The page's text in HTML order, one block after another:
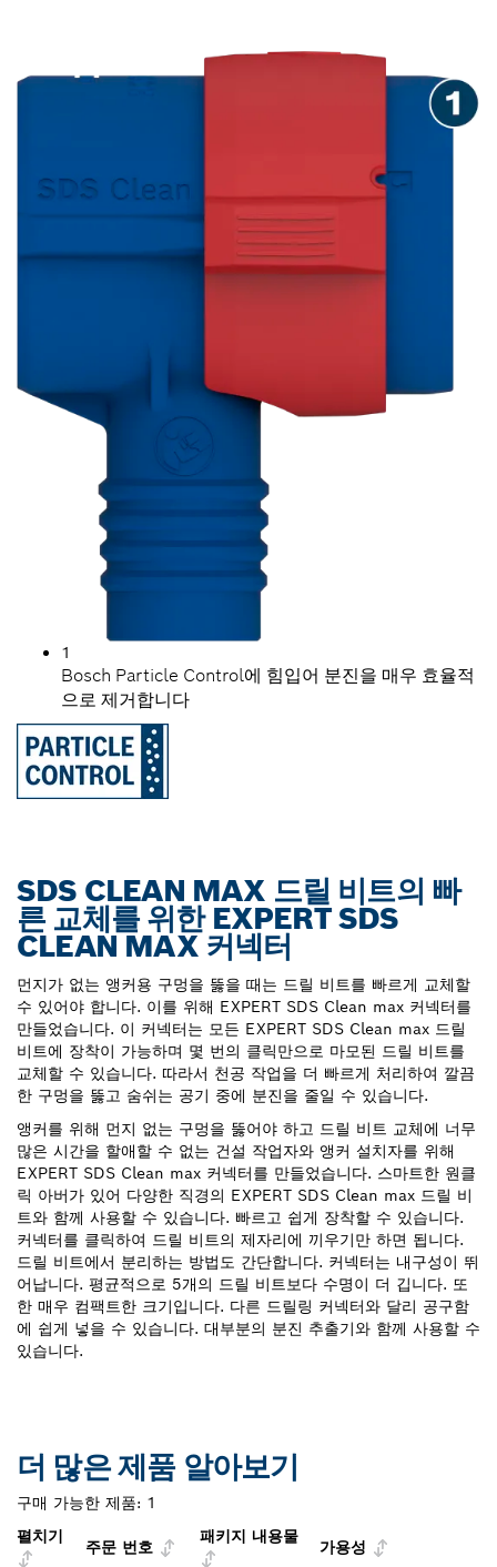
1
Bosch Particle Control에 힘입어 분진을 매우 효율적
으로 제거합니다
SDS CLEAN MAX 드릴 비트의 빠
른 교체를 위한 EXPERT SDS
CLEAN MAX 커넥터
먼지가 없는 앵커용 구멍을 뚫을 때는 드릴 비트를 빠르게 교체할
수 있어야 합니다. 이를 위해 EXPERT SDS Clean max 커넥터를
만들었습니다. 이 커넥터는 모든 EXPERT SDS Clean max 드릴
비트에 장착이 가능하며 몇 번의 클릭만으로 마모된 드릴 비트를
교체할 수 있습니다. 따라서 천공 작업을 더 빠르게 처리하여 깔끔
한 구멍을 뚫고 숨쉬는 공기 중에 분진을 줄일 수 있습니다.
앵커를 위해 먼지 없는 구멍을 뚫어야 하고 드릴 비트 교체에 너무
많은 시간을 할애할 수 없는 건설 작업자와 앵커 설치자를 위해
EXPERT SDS Clean max 커넥터를 만들었습니다. 스마트한 원클
릭 아버가 있어 다양한 직경의 EXPERT SDS Clean max 드릴 비
트와 함께 사용할 수 있습니다. 빠르고 쉽게 장착할 수 있습니다.
커넥터를 클릭하여 드릴 비트의 제자리에 끼우기만 하면 됩니다.
드릴 비트에서 분리하는 방법도 간단합니다. 커넥터는 내구성이 뛰
어납니다. 평균적으로 5개의 드릴 비트보다 수명이 더 깁니다. 또
한 매우 컴팩트한 크기입니다. 다른 드릴링 커넥터와 달리 공구함
에 쉽게 넣을 수 있습니다. 대부분의 분진 추출기와 함께 사용할 수
있습니다.
더 많은 제품 알아보기
구매 가능한 제품: 1
펼치기
주문 번호
패키지 내용물
가용성